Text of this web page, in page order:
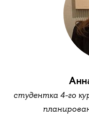
студентка 4-го